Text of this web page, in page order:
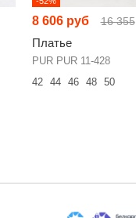
8 606 руб 16 355
Платье
PUR PUR 11-428
42
44 46 48 50